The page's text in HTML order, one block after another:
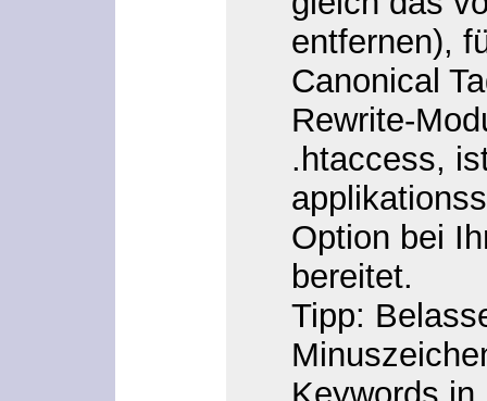
entfernen),
Canonical
Rewrite-
.htaccess,
Option bei
bereitet.
Tipp: